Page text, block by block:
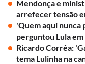
Mendonça e
arrefecer tensão
'Quem aqui nunca
perguntou Lula
Ricardo Corrêa:
tema Lulinha na